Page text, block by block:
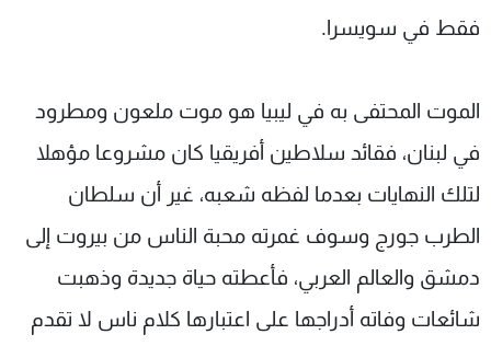
فقط في سويسرا.
الموت المحتفى به في ليبيا هو موت ملعون ومطرود
في لبنان، فقائد سلاطين أفريقيا كان مشروعا مؤهلا
لتلك النهايات بعدما لفظه شعبه، غير أن سلطان
الطرب جورج وسوف غمرته محبة الناس من بيروت إلى
دمشق والعالم العربي، فأعطته حياة جديدة وذهبت
شائعات وفاته أدراجها على اعتبارها كلام ناس لا تقدم